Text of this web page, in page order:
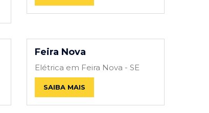
Feira Nova
Elétrica em Feira Nova - SE
SAIBA MAIS